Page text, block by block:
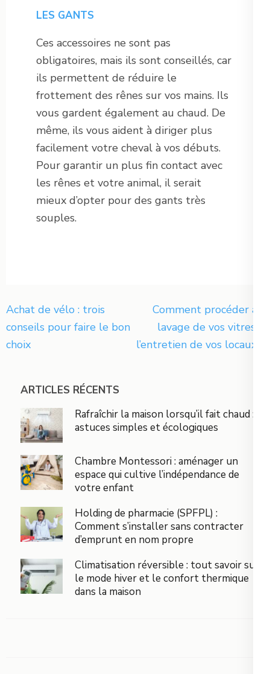
LES GANTS
Ces accessoires ne sont pas
obligatoires, mais ils sont conseillés, car
ils permettent de réduire le
frottement des rênes sur vos mains. Ils
vous gardent également au chaud. De
même, ils vous aident à diriger plus
facilement votre cheval à vos débuts.
Pour garantir un plus fin contact avec
les rênes et votre animal, il serait
mieux d’opter pour des gants très
souples.
Navigation
de
l’article
Achat de vélo : trois
conseils pour faire le bon
choix
Comment procéder au
lavage de vos vitres à
l’entretien de vos locaux ?
ARTICLES RÉCENTS
Rafraîchir la maison lorsqu’il fait chaud :
astuces simples et écologiques
Chambre Montessori : aménager un
espace qui cultive l’indépendance de
votre enfant
Holding de pharmacie (SPFPL) :
Comment s’installer sans contracter
d’emprunt en nom propre
Climatisation réversible : tout savoir sur
le mode hiver et le confort thermique
dans la maison